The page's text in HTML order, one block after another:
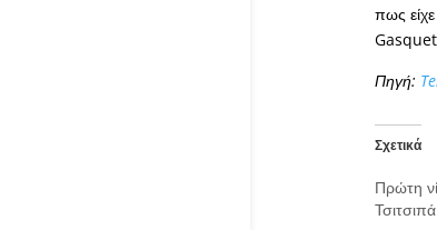
πως
Gasquet
Πηγή:
Σχετικά
Πρώτη